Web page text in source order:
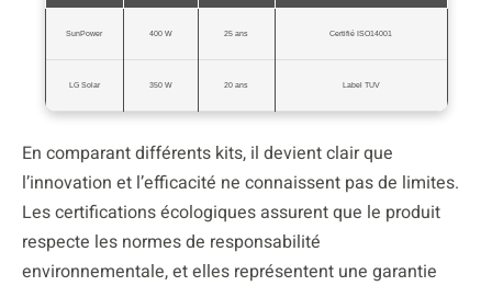
SunPower 400 W 25 ans Certifié ISO14001
LG Solar 350 W 20 ans Label TUV
En comparant différents kits, il devient clair que
l’innovation et l’efficacité ne connaissent pas de limites.
Les certifications écologiques assurent que le produit
respecte les normes de responsabilité
environnementale, et elles représentent une garantie